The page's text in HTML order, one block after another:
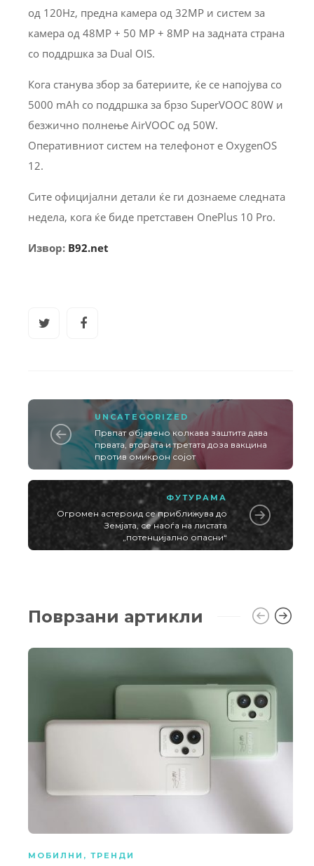
од 120Hz, предна камера од 32MP и систем за
камера од 48MP + 50 MP + 8MP на задната страна
со поддршка за Dual OIS.
Кога станува збор за батериите, ќе се напојува со
5000 mAh со поддршка за брзо SuperVOOC 80W и
безжично полнење AirVOOC од 50W.
Оперативниот систем на телефонот е OxygenOS
12.
Сите официјални детали ќе ги дознаеме следната
недела, кога ќе биде претставен OnePlus 10 Pro.
Извор: B92.net
UNCATEGORIZED
Првпат објавено колкава заштита дава
првата, втората и третата доза вакцина
против омикрон сојот
ФУТУРАМА
Огромен астероид се приближува до
Земјата, се наоѓа на листата
„потенцијално опасни“
Поврзани артикли
МОБИЛНИ , ТРЕНДИ